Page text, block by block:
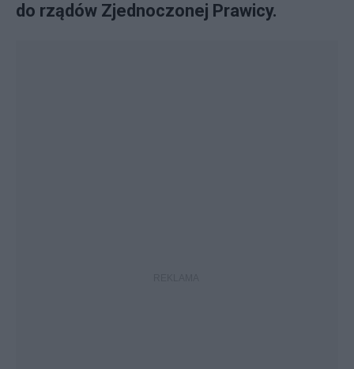
do rządów Zjednoczonej Prawicy.